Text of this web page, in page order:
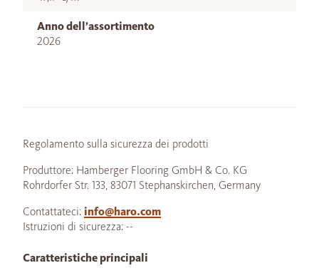
Anno dell’assortimento
2026
Regolamento sulla sicurezza dei prodotti
Produttore: Hamberger Flooring GmbH & Co. KG
Rohrdorfer Str. 133, 83071 Stephanskirchen, Germany
Contattateci: info@haro.com
Istruzioni di sicurezza: --
Caratteristiche principali